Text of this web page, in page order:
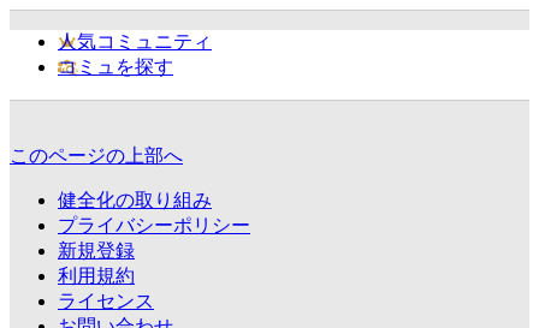
人気コミュニティ
コミュを探す
このページの上部へ
健全化の取り組み
プライバシーポリシー
新規登録
利用規約
ライセンス